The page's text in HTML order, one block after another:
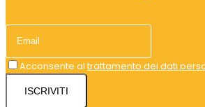
Acconsente al trattamento dei dati
ISCRIVITI